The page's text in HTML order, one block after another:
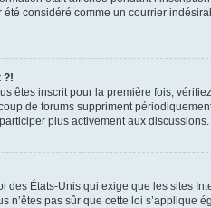
considéré comme un courrier
?!
êtes inscrit pour la première fois,
de forums suppriment
plus activement aux discussions.
des États-Unis qui exige que les
n’êtes pas sûr que cette loi